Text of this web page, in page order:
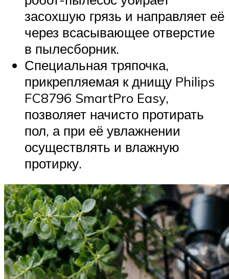
засохшую грязь и направляет её
через всасывающее отверстие
в пылесборник.
Специальная тряпочка,
прикрепляемая к днищу Philips
FC8796 SmartPro Easy,
позволяет начисто протирать
пол, а при её увлажнении
осуществлять и влажную
протирку.